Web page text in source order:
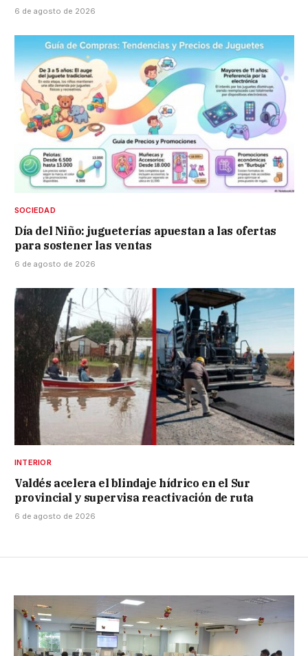
6 de agosto de 2026
SOCIEDAD
Día del Niño: jugueterías apuestan a las ofertas
para sostener las ventas
6 de agosto de 2026
INTERIOR
Valdés acelera el blindaje hídrico en el Sur
provincial y supervisa reactivación de ruta
6 de agosto de 2026